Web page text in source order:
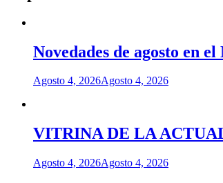
Novedades de agosto en
Agosto 4, 2026Agosto 4, 2026
VITRINA DE LA
Agosto 4, 2026Agosto 4, 2026